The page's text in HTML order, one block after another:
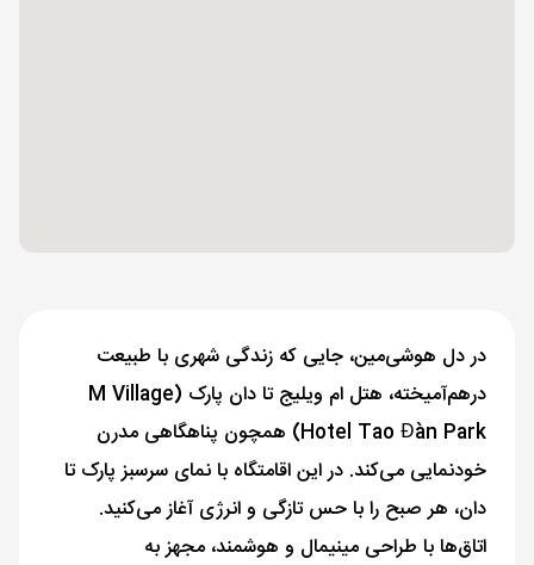
در دل هوشی‌مین، جایی که زندگی شهری با طبیعت
درهم‌آمیخته، هتل ام ویلیج تا دان پارک (M Village
Hotel Tao Đàn Park) همچون پناهگاهی مدرن
خودنمایی می‌کند. در این اقامتگاه با نمای سرسبز پارک تا
دان، هر صبح را با حس تازگی و انرژی آغاز می‌کنید.
اتاق‌ها با طراحی مینیمال و هوشمند، مجهز به